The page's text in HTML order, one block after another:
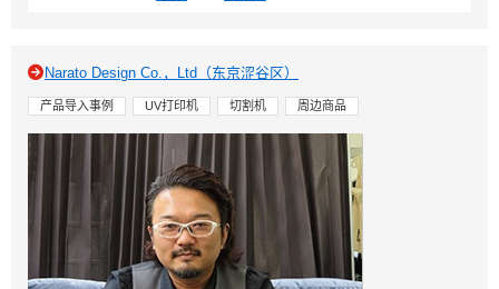
Narato Design Co.，Ltd（东京涩谷区）
产品导入事例 UV打印机 切割机 周边商品